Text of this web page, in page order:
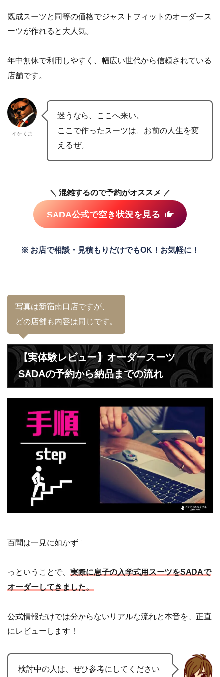
既成スーツと同等の価格でジャストフィットのオーダース
ーツが作れると大人気。
年中無休で利用しやすく、幅広い世代から信頼されている
店舗です。
イケくま
迷うなら、ここへ来い。
ここで作ったスーツは、お前の人生を変
えるぜ。
＼ 混雑するので予約がオススメ ／
SADA公式で空き状況を見る
※ お店で相談・見積もりだけでもOK！お気軽に！
写真は新宿南口店ですが、
どの店舗も内容は同じです。
【実体験レビュー】オーダースーツ
SADAの予約から納品までの流れ
百聞は一見に如かず！
っということで、 実際に息子の入学式用スーツをSADAで
オーダーしてきました。
公式情報だけでは分からないリアルな流れと本音を、正直
にレビューします！
検討中の人は、ぜひ参考にしてください